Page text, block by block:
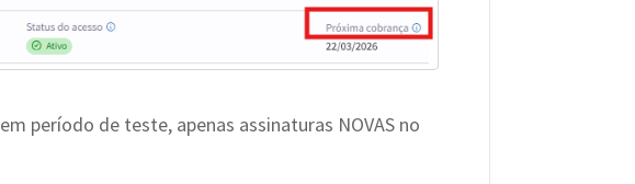
período de teste, apenas assinaturas NOVAS no